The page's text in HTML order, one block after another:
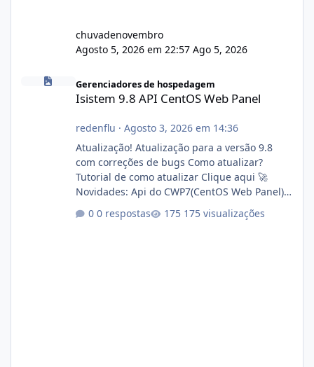
chuvadenovembro
Agosto 5, 2026 em 22:57 Ago 5, 2026
Gerenciadores de hospedagem
Isistem 9.8 API CentOS Web Panel
redenflu · Agosto 3, 2026 em 14:36
Atualização! Atualização para a versão 9.8
com correções de bugs Como atualizar?
Tutorial de como atualizar Clique aqui 🚀
Novidades: Api do CWP7(CentOS Web Panel)
autorizado a usasr o isistem:
0 respostas 175 visualizações